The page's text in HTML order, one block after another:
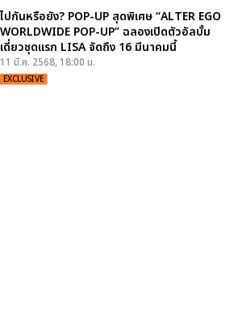
ไปกันหรือยัง? POP-UP สุดพิเศษ “ALTER EGO
WORLDWIDE POP-UP” ฉลองเปิดตัวอัลบั้ม
เดี่ยวชุดแรก LISA จัดถึง 16 มีนาคมนี้
11 มี.ค. 2568, 18:00 น.
EXCLUSIVE